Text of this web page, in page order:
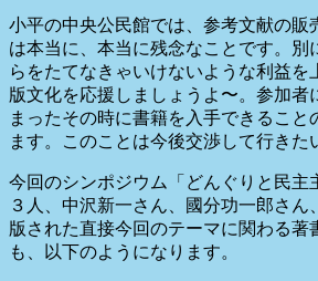
小平の中央公民館では、参考文献の販
は本当に、本当に残念なことです。別
らをたてなきゃいけないような利益を
版文化を応援しましょうよ〜。参加者
まったその時に書籍を入手できること
ます。このことは今後交渉して行きた
今回のシンポジウム「どんぐりと民主
３人、中沢新一さん、國分功一郎さん
版された直接今回のテーマに関わる著
も、以下のようになります。